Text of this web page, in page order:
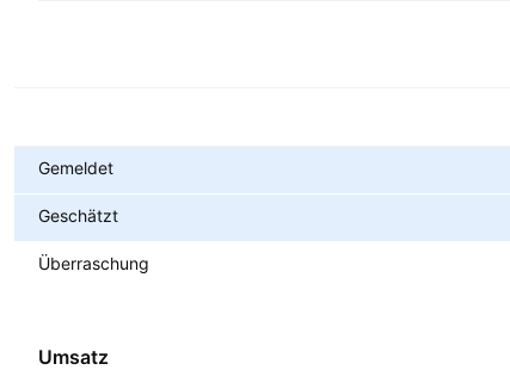
Gemeldet
Geschätzt
Überraschung
Umsatz